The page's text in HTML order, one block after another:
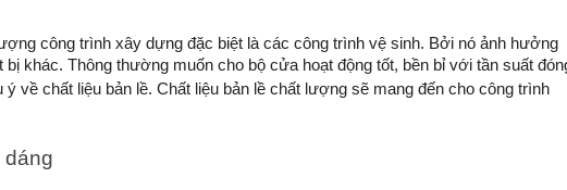
công trình xây dựng đặc biệt là các công trình vệ sinh. Bởi nó ảnh hưởng
bị khác. Thông thường muốn cho bộ cửa hoạt động tốt, bền bỉ với tần suất
về chất liệu bản lề. Chất liệu bản lề chất lượng sẽ mang đến cho công trình
dáng